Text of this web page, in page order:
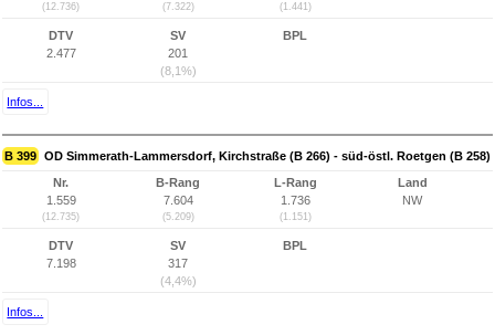
(12.736) (7.322) (1.441)
DTV
2.477
SV
201
(8,1%)
BPL
Infos...
B 399 OD Simmerath-Lammersdorf, Kirchstraße (B 266) - süd-östl. Roetgen (B 258)
Nr.
1.559
(12.735)
B-Rang
7.604
(5.209)
L-Rang
1.736
(1.151)
Land
NW
DTV
7.198
SV
317
(4,4%)
BPL
Infos...